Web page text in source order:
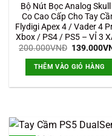
Bộ Nút Bọc Analog Skull
Co Cao Cấp Cho Tay
Flydigi Apex 4 / Vader 4
Xbox / PS4 / PS5 – VỈ 3
200.000VNĐ Giá
là:
139.000
THÊM VÀO GIỎ HÀNG